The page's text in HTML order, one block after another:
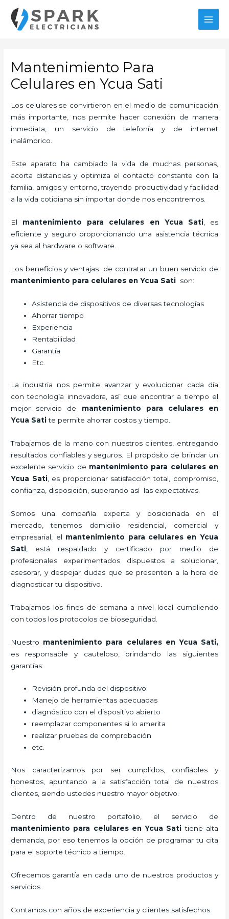
contenido
Mantenimiento Para
Celulares en Ycua Sati
Los celulares se convirtieron en el medio de comunicación
más importante, nos permite hacer conexión de manera
inmediata, un servicio de telefonía y de internet
inalámbrico.
Este aparato ha cambiado la vida de muchas personas,
acorta distancias y optimiza el contacto constante con la
familia, amigos y entorno, trayendo productividad y facilidad
a la vida cotidiana sin importar donde nos encontremos.
El mantenimiento para celulares en Ycua Sati, es
eficiente y seguro proporcionando una asistencia técnica
ya sea al hardware o software.
Los beneficios y ventajas de contratar un buen servicio de
mantenimiento para celulares en Ycua Sati son:
Asistencia de dispositivos de diversas tecnologías
Ahorrar tiempo
Experiencia
Rentabilidad
Garantía
Etc.
La industria nos permite avanzar y evolucionar cada día
con tecnología innovadora, así que encontrar a tiempo el
mejor servicio de mantenimiento para celulares en
Ycua Satite permite ahorrar costos y tiempo.
Trabajamos de la mano con nuestros clientes, entregando
resultados confiables y seguros. El propósito de brindar un
excelente servicio de mantenimiento para celulares en
Ycua Sati, es proporcionar satisfacción total, compromiso,
confianza, disposición, superando así las expectativas.
Somos una compañía experta y posicionada en el
mercado, tenemos domicilio residencial, comercial y
empresarial, el mantenimiento para celulares en Ycua
Sati , está respaldado y certificado por medio de
profesionales experimentados dispuestos a solucionar,
asesorar, y despejar dudas que se presenten a la hora de
diagnosticar tu dispositivo.
Trabajamos los fines de semana a nivel local cumpliendo
con todos los protocolos de bioseguridad.
Nuestro mantenimiento para celulares en Ycua Sati,
es responsable y cauteloso, brindando las siguientes
garantías:
Revisión profunda del dispositivo
Manejo de herramientas adecuadas
diagnóstico con el dispositivo abierto
reemplazar componentes si lo amerita
realizar pruebas de comprobación
etc.
Nos caracterizamos por ser cumplidos, confiables y
honestos, apuntando a la satisfacción total de nuestros
clientes, siendo ustedes nuestro mayor objetivo.
Dentro de nuestro portafolio, el servicio de
mantenimiento para celulares en Ycua Sati tiene alta
demanda, por eso tenemos la opción de programar tu cita
para el soporte técnico a tiempo.
Ofrecemos garantía en cada uno de nuestros productos y
servicios.
Contamos con años de experiencia y clientes satisfechos.